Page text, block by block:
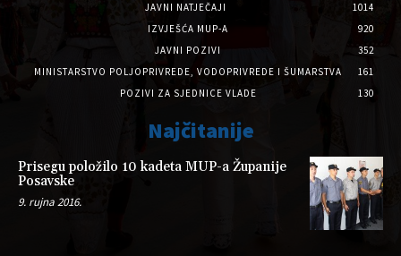
JAVNI NATJEČAJI
1014
IZVJEŠĆA MUP-A
920
JAVNI POZIVI
352
MINISTARSTVO POLJOPRIVREDE, VODOPRIVREDE I ŠUMARSTVA
161
POZIVI ZA SJEDNICE VLADE
130
Najčitanije
Prisegu položilo 10 kadeta MUP-a Županije
Posavske
9. rujna 2016.